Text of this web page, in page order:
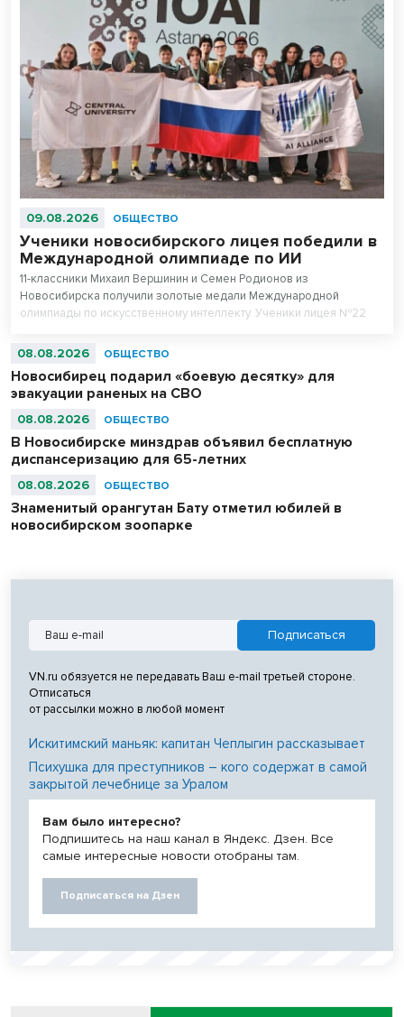
09.08.2026 ОБЩЕСТВО
Ученики новосибирского лицея победили в
Международной олимпиаде по ИИ
11-классники Михаил Вершинин и Семен Родионов из
Новосибирска получили золотые медали Международной
олимпиады по искусственному интеллекту. Ученики лицея №22
абсолютными чемпионами соревнований.
08.08.2026 ОБЩЕСТВО
Новосибирец подарил «боевую десятку» для
эвакуации раненых на СВО
08.08.2026 ОБЩЕСТВО
В Новосибирске минздрав объявил бесплатную
диспансеризацию для 65-летних
08.08.2026 ОБЩЕСТВО
Знаменитый орангутан Бату отметил юбилей в
новосибирском зоопарке
VN.ru обязуется не передавать Ваш e-mail третьей стороне.
Отписаться
от рассылки можно в любой момент
Искитимский маньяк: капитан Чеплыгин рассказывает
Психушка для преступников – кого содержат в самой
закрытой лечебнице за Уралом
Вам было интересно?
Подпишитесь на наш канал в Яндекс. Дзен. Все
самые интересные новости отобраны там.
Подписаться на Дзен